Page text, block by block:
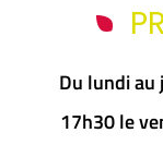
Du lundi au
17h30 le